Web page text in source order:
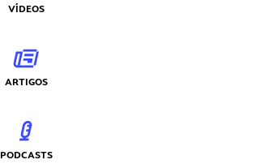
VÍDEOS
ARTIGOS
PODCASTS